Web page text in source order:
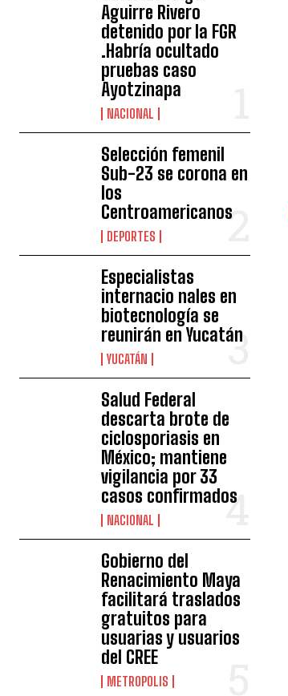
Aguirre Rivero
detenido por la FGR
.Habría ocultado
pruebas caso
Ayotzinapa
NACIONAL
Selección femenil
Sub-23 se corona en
los
Centroamericanos
DEPORTES
Especialistas
internacio nales en
biotecnología se
reunirán en Yucatán
YUCATÁN
Salud Federal
descarta brote de
ciclosporiasis en
México; mantiene
vigilancia por 33
casos confirmados
NACIONAL
Gobierno del
Renacimiento Maya
facilitará traslados
gratuitos para
usuarias y usuarios
del CREE
METROPOLIS